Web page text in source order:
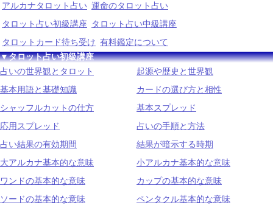
アルカナタロット占い 運命のタロット占い
タロット占い初級講座
タロット占い中級講座
タロットカード待ち受け 有料鑑定について
▼タロット占い初級講座
占いの世界観とタロット
起源や歴史と世界観
基本用語と基礎知識
カードの選び方と相性
シャッフルカットの仕方
基本スプレッド
応用スプレッド
占いの手順と方法
占い結果の有効期間
結果が暗示する時期
大アルカナ基本的な意味
小アルカナ基本的な意味
ワンドの基本的な意味
カップの基本的な意味
ソードの基本的な意味
ペンタクル基本的な意味